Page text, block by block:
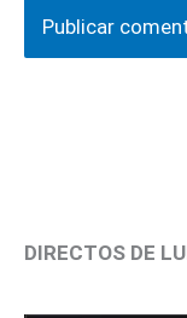
DIRECTOS DE